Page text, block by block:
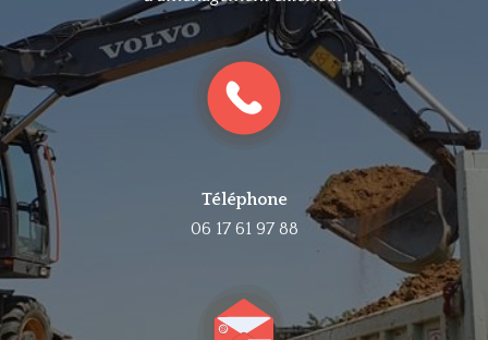
Téléphone
06 17 61 97 88